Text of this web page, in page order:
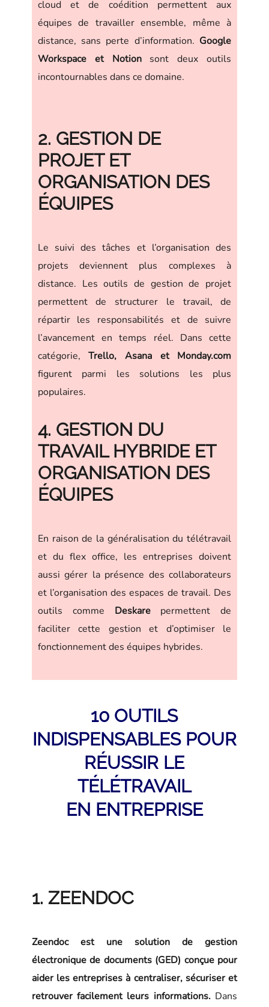
cloud et de coédition permettent aux
équipes de travailler ensemble, même à
distance, sans perte d’information. Google
Workspace et Notionsont deux outils
incontournables dans ce domaine.
2. GESTION DE
PROJET ET
ORGANISATION DES
ÉQUIPES
Le suivi des tâches et l’organisation des
projets deviennent plus complexes à
distance. Les outils de gestion de projet
permettent de structurer le travail, de
répartir les responsabilités et de suivre
l’avancement en temps réel. Dans cette
catégorie,Trello, Asana et Monday.com
figurent parmi les solutions les plus
populaires.
4. GESTION DU
TRAVAIL HYBRIDE ET
ORGANISATION DES
ÉQUIPES
En raison de la généralisation du télétravail
et du flex office, les entreprises doivent
aussi gérer la présence des collaborateurs
et l’organisation des espaces de travail. Des
outils comme Deskarepermettent de
faciliter cette gestion et d’optimiser le
fonctionnement des équipes hybrides.
10 OUTILS
INDISPENSABLES POUR
RÉUSSIR LE
TÉLÉTRAVAIL
EN ENTREPRISE
1. ZEENDOC
Zeendoc est une solution de gestion
électronique de documents (GED) conçue pour
aider les entreprises à centraliser, sécuriser et
retrouver facilement leurs informations.Dans